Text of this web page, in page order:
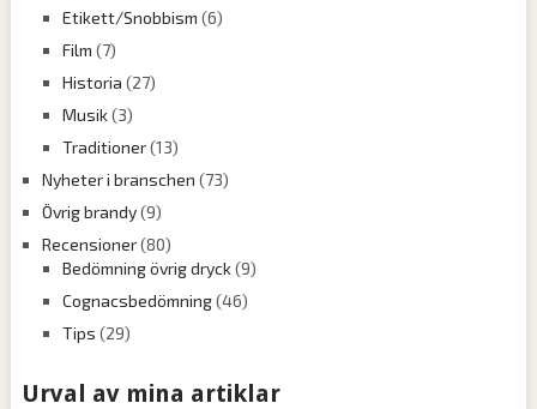
Etikett/Snobbism (6)
Film (7)
Historia (27)
Musik(3)
Traditioner(13)
Nyheter i branschen (73)
Övrig brandy(9)
Recensioner(80)
Bedömning övrig dryck(9)
Cognacsbedömning(46)
Tips (29)
Urval av mina artiklar